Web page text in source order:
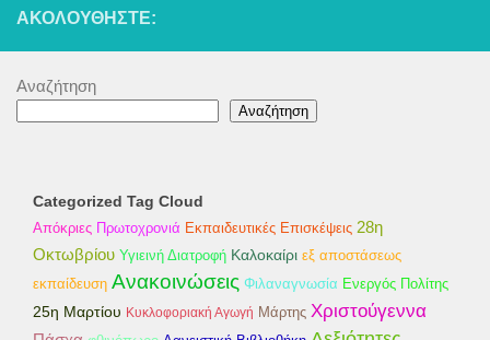
ΑΚΟΛΟΥΘΉΣΤΕ:
Αναζήτηση
Αναζήτηση
Categorized Tag Cloud
Απόκριες Πρωτοχρονιά Εκπαιδευτικές Επισκέψεις 28η
Οκτωβρίου Υγιεινή Διατροφή Καλοκαίρι εξ αποστάσεως
εκπαίδευση Ανακοινώσεις Φιλαναγνωσία Ενεργός Πολίτης
25η Μαρτίου Κυκλοφοριακή Αγωγή Μάρτης Χριστούγεννα